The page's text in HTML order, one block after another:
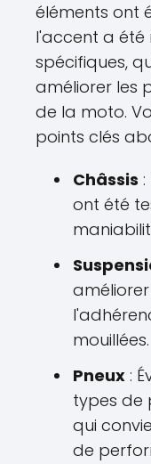
éléments ont
l'accent a été
spécifiques,
améliorer les
de la moto.
points clés
Châssis
ont été
mouillées.
Pneux :
types de
qui
de